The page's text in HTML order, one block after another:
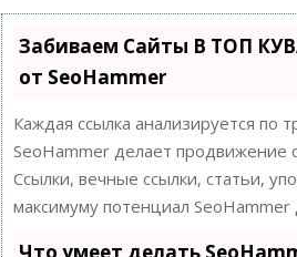
Забиваем Сайты В ТОП
от SeoHammer
Каждая ссылка анализируется по
SeoHammer делает продвижение
Ссылки, вечные ссылки, статьи,
максимуму потенциал